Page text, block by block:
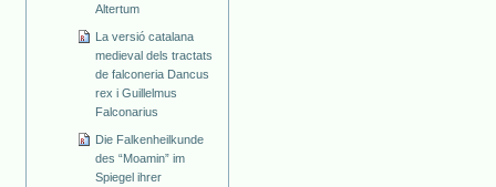
Altertum
La versió catalana
medieval dels tractats
de falconeria Dancus
rex i Guillelmus
Falconarius
Die Falkenheilkunde
des “Moamin” im
Spiegel ihrer